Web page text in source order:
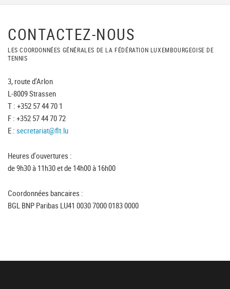
CONTACTEZ-NOUS
LES COORDONNÉES GÉNÉRALES DE LA FÉDÉRATION LUXEMBOURGEOISE DE
TENNIS
3, route d'Arlon
L-8009 Strassen
T : +352 57 44 70 1
F : +352 57 44 70 72
E : secretariat@flt.lu
Heures d'ouvertures :
de 9h30 à 11h30 et de 14h00 à 16h00
Coordonnées bancaires :
BGL BNP Paribas LU41 0030 7000 0183 0000